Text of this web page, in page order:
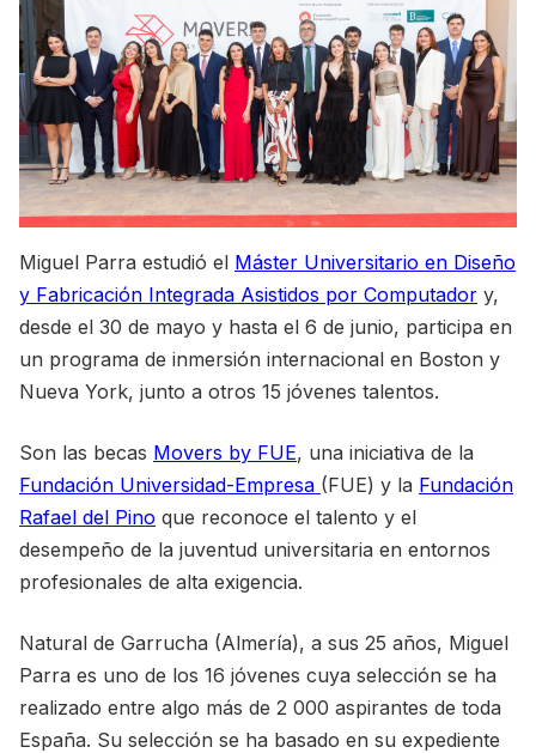
Miguel Parra estudió el Máster Universitario en Diseño
y Fabricación Integrada Asistidos por Computador y,
desde el 30 de mayo y hasta el 6 de junio, participa en
un programa de inmersión internacional en Boston y
Nueva York, junto a otros 15 jóvenes talentos.
Son las becas Movers by FUE, una iniciativa de la
Fundación Universidad-Empresa (FUE) y la Fundación
Rafael del Pino que reconoce el talento y el
desempeño de la juventud universitaria en entornos
profesionales de alta exigencia.
Natural de Garrucha (Almería), a sus 25 años, Miguel
Parra es uno de los 16 jóvenes cuya selección se ha
realizado entre algo más de 2 000 aspirantes de toda
España. Su selección se ha basado en su expediente